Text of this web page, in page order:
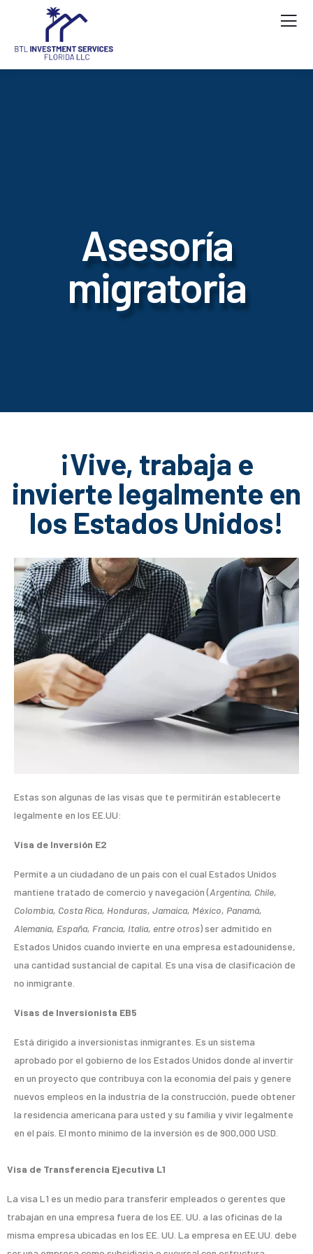
Asesoría
migratoria
¡Vive, trabaja e
invierte legalmente en
los Estados Unidos!
Estas son algunas de las visas que te permitirán establecerte
legalmente en los EE.UU:
Visa de Inversión E2
Permite a un ciudadano de un país con el cual Estados Unidos
mantiene tratado de comercio y navegación (Argentina, Chile,
Colombia, Costa Rica, Honduras, Jamaica, México, Panamá,
Alemania, España, Francia, Italia, entre otros) ser admitido en
Estados Unidos cuando invierte en una empresa estadounidense,
una cantidad sustancial de capital. Es una visa de clasificación de
no inmigrante.
Visas de Inversionista EB5
Está dirigido a inversionistas inmigrantes. Es un sistema
aprobado por el gobierno de los Estados Unidos donde al invertir
en un proyecto que contribuya con la economía del país y genere
nuevos empleos en la industria de la construcción, puede obtener
la residencia americana para usted y su familia y vivir legalmente
en el país. El monto mínimo de la inversión es de 900,000 USD.
Visa de Transferencia Ejecutiva L1
La visa L1 es un medio para transferir empleados o gerentes que
trabajan en una empresa fuera de los EE. UU. a las oficinas de la
misma empresa ubicadas en los EE. UU. La empresa en EE.UU. debe